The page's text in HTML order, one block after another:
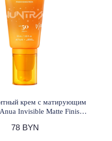
крем с матирующим
Invisible Matte Finish
78 BYN